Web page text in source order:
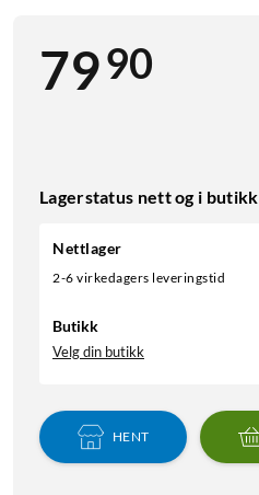
7990
Lagerstatus nett og i butikk
Nettlager
2-6 virkedagers leveringstid
Butikk
Velg din butikk
HENT